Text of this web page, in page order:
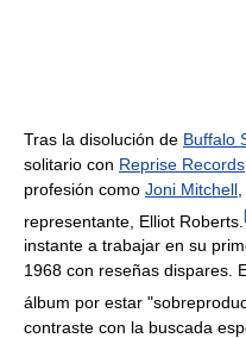
Tras la disolución de Buffalo
solitario con Reprise Records
profesión como Joni Mitchell
representante, Elliot Roberts. [
instante a trabajar en su
1968 con reseñas dispares.
álbum por estar
contraste con la buscada